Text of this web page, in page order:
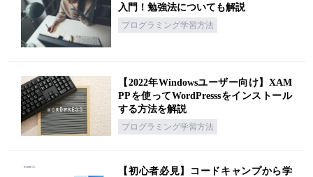
入門！勉強法についても解説
プログラミング学習方法
【2022年Windowsユーザー向け】XAM
PPを使ってWordPresssをインストール
する方法を解説
プログラミング学習方法
【初心者必見】コードキャンプから学